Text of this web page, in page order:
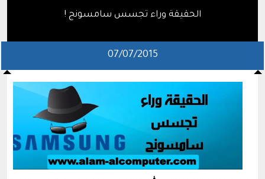
الحقيقة وراء تجسس سامسونج !
07/07/2015